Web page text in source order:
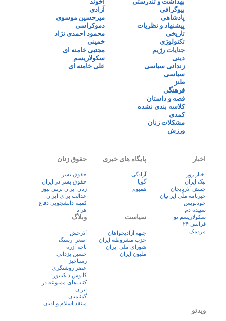
بیوگرافی
پادشاهی
پیشنهاد و نظریات
تاریخی
تکنولوژی
جنایات رژیم
دینی
زندانی سیاسی
سیاسی
طنز
فرهنگی
قصه و داستان
کلاسه بندی نشده
کمدی
مشکلات زنان
ورزش
آزادی
میرحسین موسوی
دموکراسی
محمود احمدی نژاد
خمینی
مجتبی خامنه ای
سکولاریسم
علی خامنه ای
اخبار
اخبار روز
پيک ايران
جنبش آذربایجان
خبرنامه ملّی ایرانیان
خودنویس
سپیده دم
سکولاریسم نو
فرانس ۲۴
مردمک
پایگاه های خبری
آزادگی
گویا
همبوم
حقوق زنان
حقوق بشر
حقوق بشر در ایران
زنان ايران پرس نيوز
عدالت برای ایران
کمیته دانشجویی دفاع
هرانا
سیاست
جبهه آزادیخواهان
حزب مشروطه ایران
شورای ملی ایران
ملیون ایران
وبلاگ
آذرخش
اصغر ارسنگ
باچه آزره
حسین یزدانی
رستاخیز
عضر روشنگری
کابوس دیکتاتور
کتاب‌های ممنوعه در
ایران
گمنامیان
منتقد اسلام و ادیان
ویدئو